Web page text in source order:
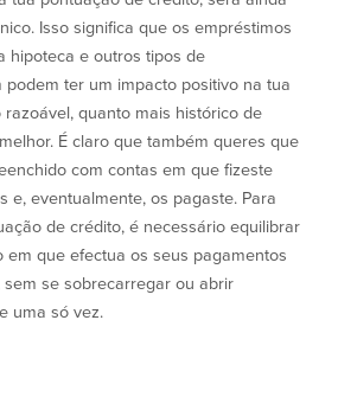
Isso significa que os empréstimos
hipoteca e outros tipos de
ter um impacto positivo na tua
quanto mais histórico de
É claro que também queres que
com contas em que fizeste
e, eventualmente, os pagaste. Para
de crédito, é necessário equilibrar
em que efectua os seus pagamentos
se sobrecarregar ou abrir
uma só vez.